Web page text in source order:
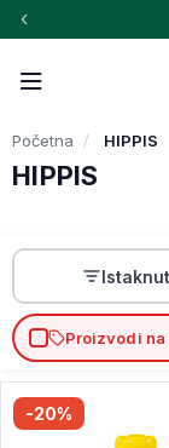
Početna HIPPIS
HIPPIS
Proizvodi
-20%